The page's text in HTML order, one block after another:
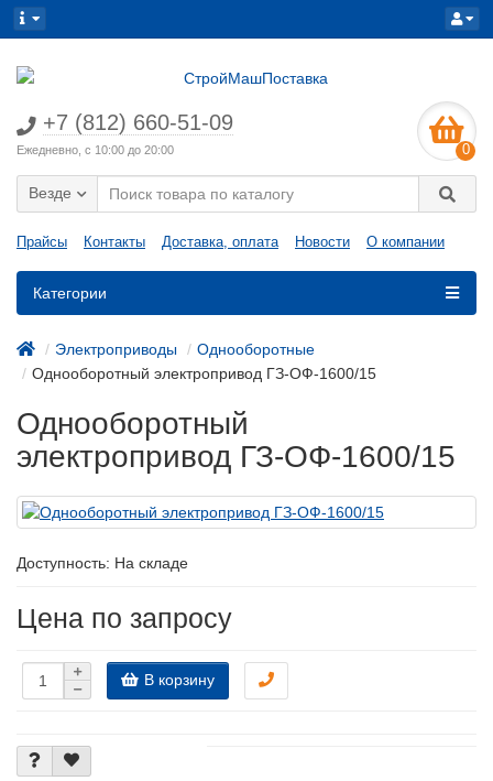
+7 (812) 660-51-09
Ежедневно, с 10:00 до 20:00 0
Везде
Прайсы Контакты Доставка, оплата Новости О компании
Категории
Электроприводы
Однооборотные
Однооборотный электропривод ГЗ-ОФ-1600/15
Однооборотный
электропривод ГЗ-ОФ-1600/15
Доступность: На складе
Цена по запросу
В корзину